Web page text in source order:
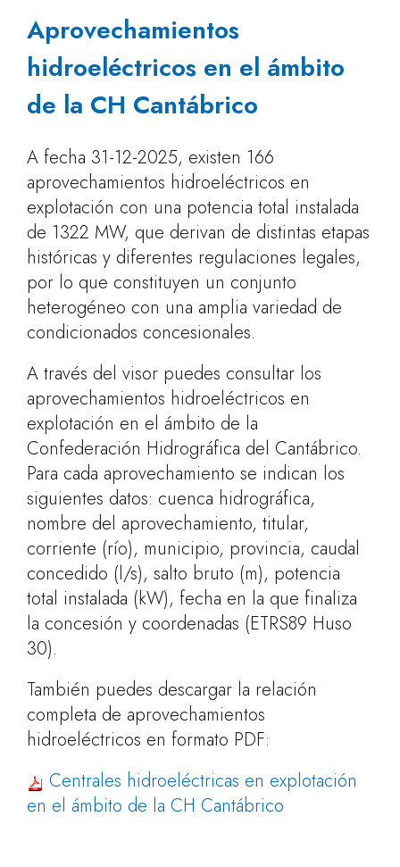
Aprovechamientos
hidroeléctricos en el ámbito
de la CH Cantábrico
A fecha 31-12-2025, existen 166
aprovechamientos hidroeléctricos en
explotación con una potencia total instalada
de 1322 MW, que derivan de distintas etapas
históricas y diferentes regulaciones legales,
por lo que constituyen un conjunto
heterogéneo con una amplia variedad de
condicionados concesionales.
A través del visor puedes consultar los
aprovechamientos hidroeléctricos en
explotación en el ámbito de la
Confederación Hidrográfica del Cantábrico.
Para cada aprovechamiento se indican los
siguientes datos: cuenca hidrográfica,
nombre del aprovechamiento, titular,
corriente (río), municipio, provincia, caudal
concedido (l/s), salto bruto (m), potencia
total instalada (kW), fecha en la que finaliza
la concesión y coordenadas (ETRS89 Huso
30).
También puedes descargar la relación
completa de aprovechamientos
hidroeléctricos en formato PDF:
Centrales hidroeléctricas en explotación
en el ámbito de la CH Cantábrico